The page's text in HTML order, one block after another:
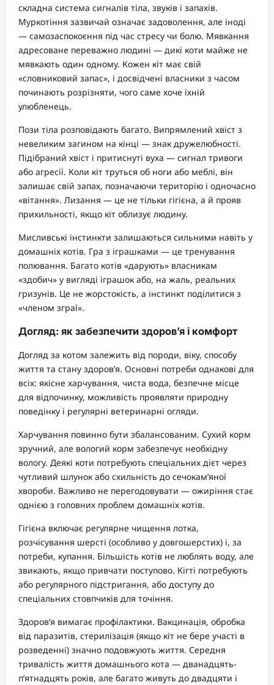
складна система сигналів тіла, звуків і запахів.
Муркотіння зазвичай означає задоволення, але іноді
— самозаспокоєння під час стресу чи болю. Мявкання
адресоване переважно людині — дикі коти майже не
мявкають один одному. Кожен кіт має свій
«словниковий запас», і досвідчені власники з часом
починають розрізняти, чого саме хоче їхній
улюбленець.
Пози тіла розповідають багато. Випрямлений хвіст з
невеликим загином на кінці — знак дружелюбності.
Підібраний хвіст і притиснуті вуха — сигнал тривоги
або агресії. Коли кіт труться об ноги або меблі, він
залишає свій запах, позначаючи територію і одночасно
«вітання». Лизання — це не тільки гігієна, а й прояв
прихильності, якщо кіт облизує людину.
Мисливські інстинкти залишаються сильними навіть у
домашніх котів. Гра з іграшками — це тренування
полювання. Багато котів «дарують» власникам
«здобич» у вигляді іграшок або, на жаль, реальних
гризунів. Це не жорстокість, а інстинкт поділитися з
«членом зграї».
Догляд: як забезпечити здоров’я і комфорт
Догляд за котом залежить від породи, віку, способу
життя та стану здоров’я. Основні потреби однакові для
всіх: якісне харчування, чиста вода, безпечне місце
для відпочинку, можливість проявляти природну
поведінку і регулярні ветеринарні огляди.
Харчування повинно бути збалансованим. Сухий корм
зручний, але вологий корм забезпечує необхідну
вологу. Деякі коти потребують спеціальних дієт через
чутливий шлунок або схильність до сечокам’яної
хвороби. Важливо не перегодовувати — ожиріння стає
однією з головних проблем домашніх котів.
Гігієна включає регулярне чищення лотка,
розчісування шерсті (особливо у довгошерстих) і, за
потреби, купання. Більшість котів не люблять воду, але
звикають, якщо привчати поступово. Кігті потребують
або регулярного підстригання, або доступу до
спеціальних стовпчиків для точіння.
Здоров’я вимагає профілактики. Вакцинація, обробка
від паразитів, стерилізація (якщо кіт не бере участі в
розведенні) значно подовжують життя. Середня
тривалість життя домашнього кота — дванадцять-
п’ятнадцять років, але багато живуть до двадцяти і